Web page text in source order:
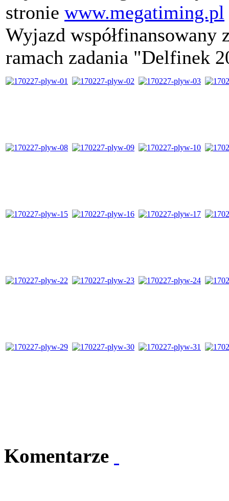
stronie www.megatiming.pl
Wyjazd współfinansowany
ramach zadania "Delfinek
Komentarze